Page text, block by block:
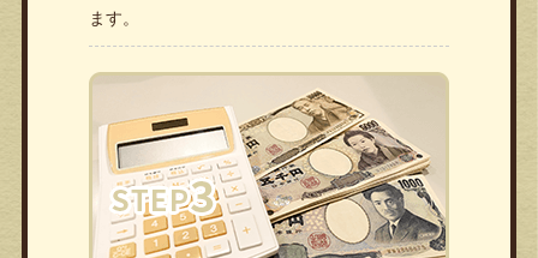
ます。